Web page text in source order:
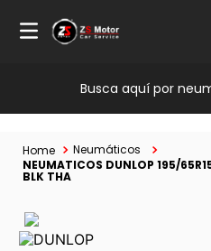
Busca aquí por
Neumáticos
NEUMATICOS DUNLOP 195/
BLK THA